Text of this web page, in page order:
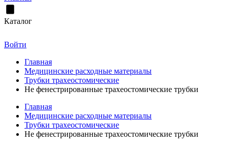
Каталог
Войти
Главная
Медицинские расходные материалы
Трубки трахеостомические
Не фенестрированные трахеостомические трубки
Главная
Медицинские расходные материалы
Трубки трахеостомические
Не фенестрированные трахеостомические трубки